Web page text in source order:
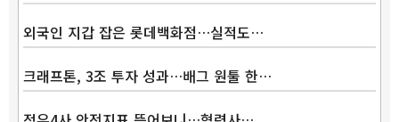
외국인 지갑 잡은 롯데백화점…실적도…
크래프톤, 3조 투자 성과…배그 원툴 한…